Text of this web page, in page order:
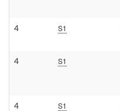
4 S1
4 S1
4 S1